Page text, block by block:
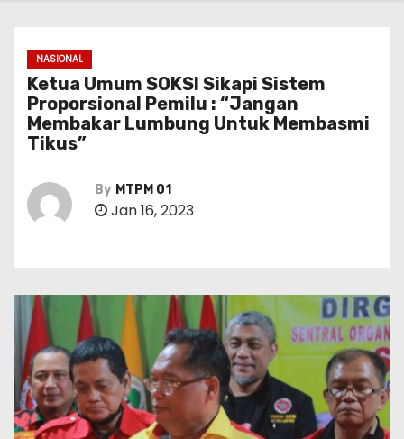
NASIONAL
Ketua Umum SOKSI Sikapi Sistem
Proporsional Pemilu : “Jangan
Membakar Lumbung Untuk Membasmi
Tikus”
By MTPM 01
Jan 16, 2023